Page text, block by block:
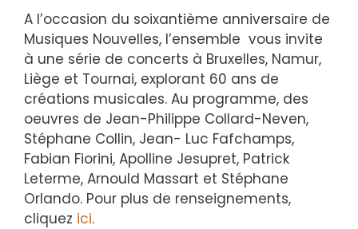
A l’occasion du soixantième anniversaire de
Musiques Nouvelles, l’ensemble vous invite
à une série de concerts à Bruxelles, Namur,
Liège et Tournai, explorant 60 ans de
créations musicales. Au programme, des
oeuvres de Jean-Philippe Collard-Neven,
Stéphane Collin, Jean- Luc Fafchamps,
Fabian Fiorini, Apolline Jesupret, Patrick
Leterme, Arnould Massart et Stéphane
Orlando. Pour plus de renseignements,
cliquez ici.